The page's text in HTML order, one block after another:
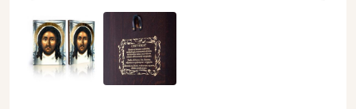
Ikona Versicon (Chusta Świętej Weroniki) - Jezus Chrystus